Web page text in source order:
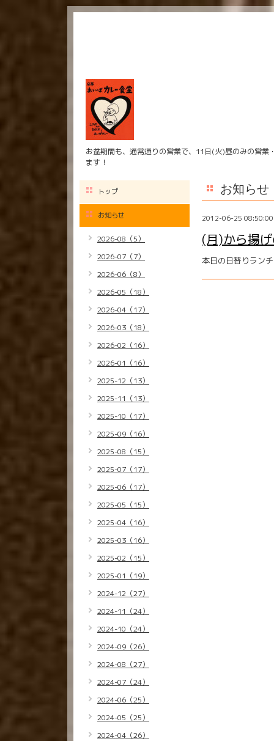
お盆期間も、通常通りの営業で、11日(火)昼のみの営
ます！
お知らせ
2012-06-25 08:50:00
(月)から揚
本日の日替りラン
トップ
お知らせ
2026-08（5）
2026-07（7）
2026-06（8）
2026-05（18）
2026-04（17）
2026-03（18）
2026-02（16）
2026-01（16）
2025-12（13）
2025-11（13）
2025-10（17）
2025-09（16）
2025-08（15）
2025-07（17）
2025-06（17）
2025-05（15）
2025-04（16）
2025-03（16）
2025-02（15）
2025-01（19）
2024-12（27）
2024-11（24）
2024-10（24）
2024-09（26）
2024-08（27）
2024-07（24）
2024-06（25）
2024-05（25）
2024-04（26）